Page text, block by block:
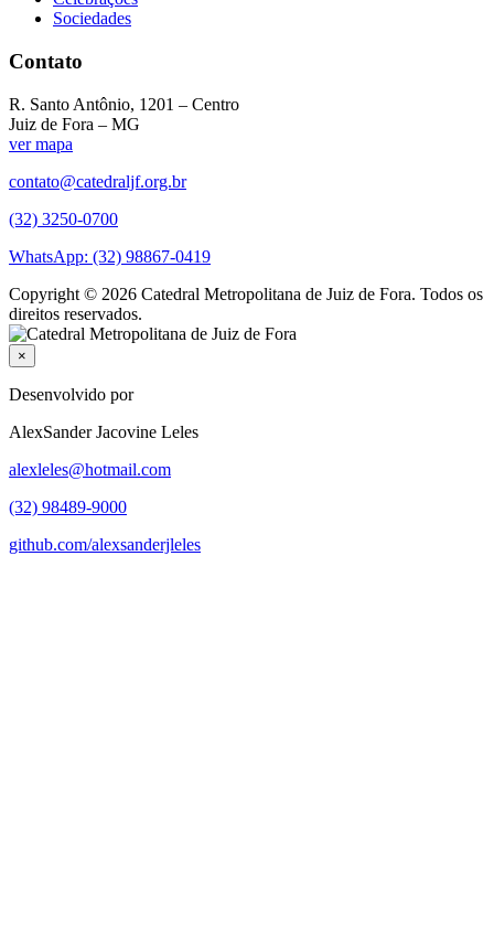
Sociedades
Contato
R. Santo Antônio, 1201 – Centro
Juiz de Fora – MG
ver mapa
contato@catedraljf.org.br
(32) 3250-0700
WhatsApp: (32) 98867-0419
Copyright © 2026 Catedral Metropolitana de Juiz de Fora. Todos os
direitos reservados.
×
Desenvolvido por
AlexSander Jacovine Leles
alexleles@hotmail.com
(32) 98489-9000
github.com/alexsanderjleles